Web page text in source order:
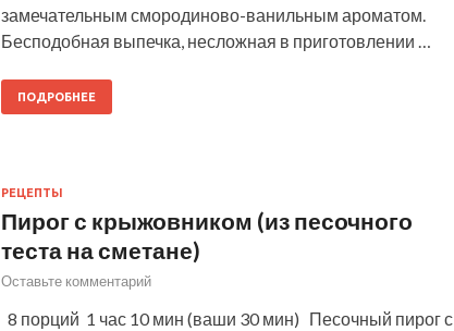
замечательным смородиново-ванильным ароматом.
Бесподобная выпечка, несложная в приготовлении …
ПОДРОБНЕЕ
РЕЦЕПТЫ
Пирог с крыжовником (из песочного
теста на сметане)
Оставьте комментарий
8 порций 1 час 10 мин (ваши 30 мин) Песочный пирог с